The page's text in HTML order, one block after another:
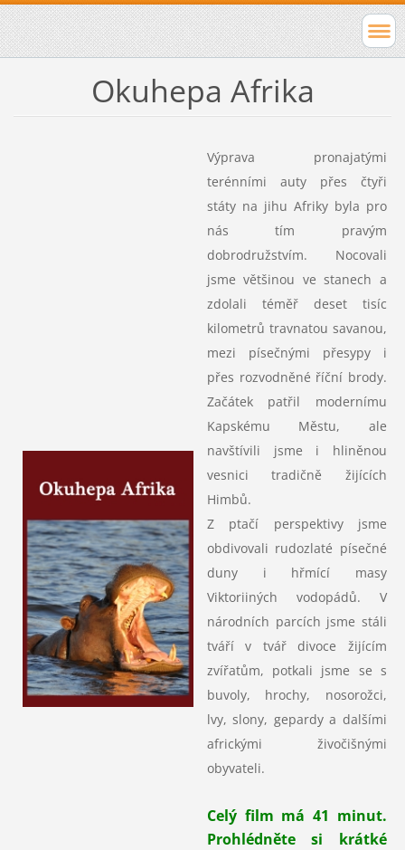
Okuhepa Afrika
Výprava pronajatými
terénními auty přes čtyři
státy na jihu Afriky byla pro
nás tím pravým
dobrodružstvím. Nocovali
jsme většinou ve stanech a
zdolali téměř deset tisíc
kilometrů travnatou savanou,
mezi písečnými přesypy i
přes rozvodněné říční brody.
Začátek patřil modernímu
Kapskému Městu, ale
navštívili jsme i hliněnou
vesnici tradičně žijících
Himbů.
Z ptačí perspektivy jsme
obdivovali rudozlaté písečné
duny i hřmící masy
Viktoriiných vodopádů. V
národních parcích jsme stáli
tváří v tvář divoce žijícím
zvířatům, potkali jsme se s
buvoly, hrochy, nosorožci,
lvy, slony, gepardy a dalšími
africkými živočišnými
obyvateli.
Celý film má 41 minut.
Prohlédněte si krátké